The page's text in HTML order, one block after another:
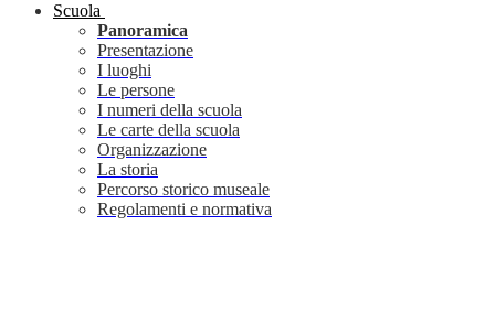
Scuola
Panoramica
Presentazione
I luoghi
Le persone
I numeri della scuola
Le carte della scuola
Organizzazione
La storia
Percorso storico museale
Regolamenti e normativa